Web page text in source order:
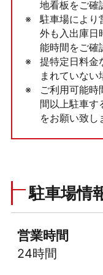
地看板をご確
駐車場により
外も入出庫日
能時間をご確
提特定日料金
まれていない
ご利用可能
間以上駐車す
をお願い致し
駐車場情
営業時間
24時間